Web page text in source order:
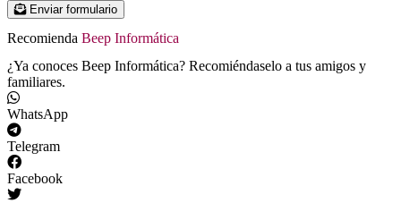
Enviar formulario
Recomienda Beep Informática
¿Ya conoces Beep Informática? Recomiéndaselo a tus amigos y
familiares.
WhatsApp
Telegram
Facebook